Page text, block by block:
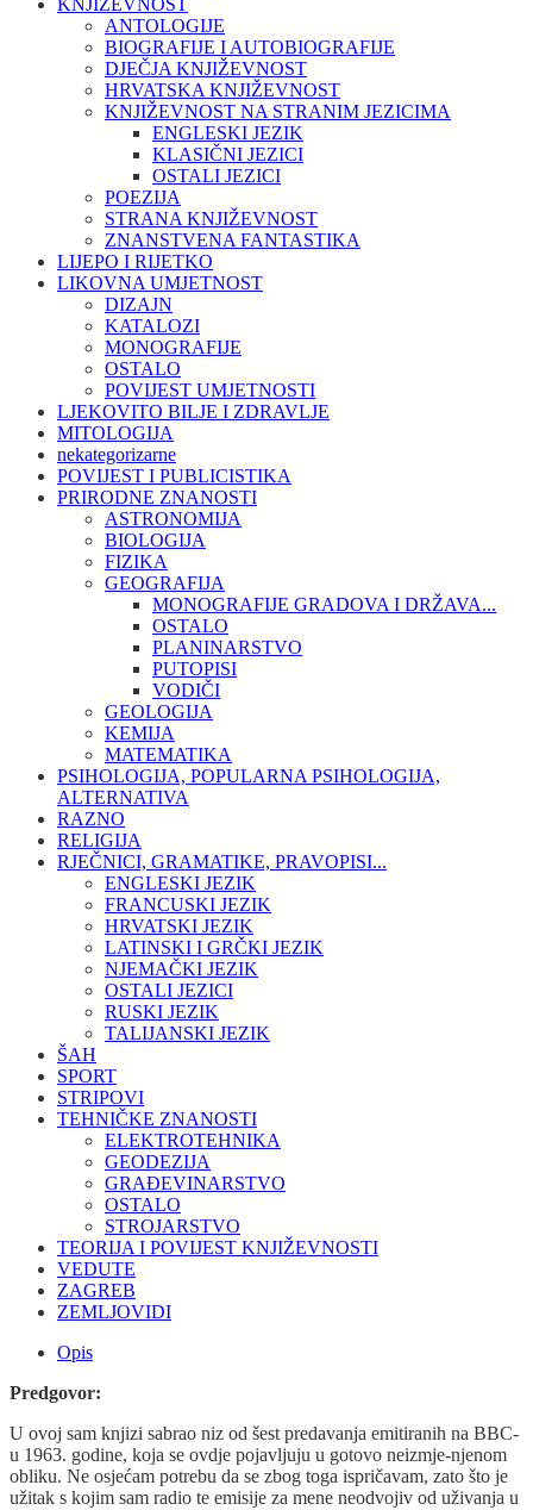
KNJIŽEVNOST
ANTOLOGIJE
BIOGRAFIJE I AUTOBIOGRAFIJE
DJEČJA KNJIŽEVNOST
HRVATSKA KNJIŽEVNOST
KNJIŽEVNOST NA STRANIM JEZICIMA
ENGLESKI JEZIK
KLASIČNI JEZICI
OSTALI JEZICI
POEZIJA
STRANA KNJIŽEVNOST
ZNANSTVENA FANTASTIKA
LIJEPO I RIJETKO
LIKOVNA UMJETNOST
DIZAJN
KATALOZI
MONOGRAFIJE
OSTALO
POVIJEST UMJETNOSTI
LJEKOVITO BILJE I ZDRAVLJE
MITOLOGIJA
nekategorizarne
POVIJEST I PUBLICISTIKA
PRIRODNE ZNANOSTI
ASTRONOMIJA
BIOLOGIJA
FIZIKA
GEOGRAFIJA
MONOGRAFIJE GRADOVA I DRŽAVA...
OSTALO
PLANINARSTVO
PUTOPISI
VODIČI
GEOLOGIJA
KEMIJA
MATEMATIKA
PSIHOLOGIJA, POPULARNA PSIHOLOGIJA,
ALTERNATIVA
RAZNO
RELIGIJA
RJEČNICI, GRAMATIKE, PRAVOPISI...
ENGLESKI JEZIK
FRANCUSKI JEZIK
HRVATSKI JEZIK
LATINSKI I GRČKI JEZIK
NJEMAČKI JEZIK
OSTALI JEZICI
RUSKI JEZIK
TALIJANSKI JEZIK
ŠAH
SPORT
STRIPOVI
TEHNIČKE ZNANOSTI
ELEKTROTEHNIKA
GEODEZIJA
GRAĐEVINARSTVO
OSTALO
STROJARSTVO
TEORIJA I POVIJEST KNJIŽEVNOSTI
VEDUTE
ZAGREB
ZEMLJOVIDI
Opis
Predgovor:
U ovoj sam knjizi sabrao niz od šest predavanja emitiranih na BBC-
u 1963. godine, koja se ovdje pojavljuju u gotovo neizmje-njenom
obliku. Ne osjećam potrebu da se zbog toga ispričavam, zato što je
užitak s kojim sam radio te emisije za mene neodvojiv od uživanja u